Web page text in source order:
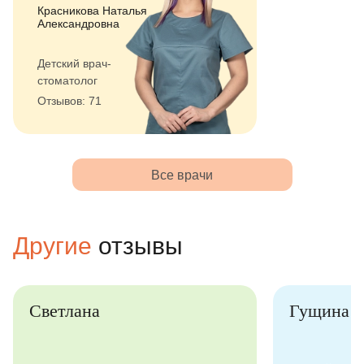
Красникова Наталья
Александровна
Детский врач-
стоматолог
Отзывов: 71
Все врачи
Другие отзывы
Светлана Гущина